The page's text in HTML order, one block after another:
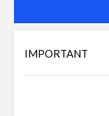
IMPORTANT